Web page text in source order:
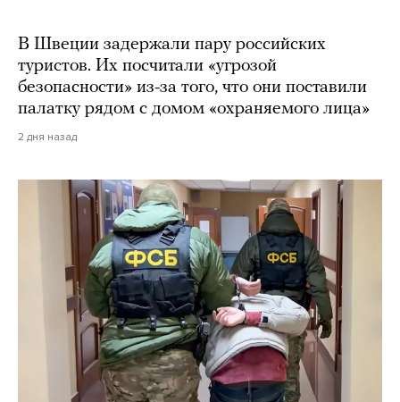
В Швеции задержали пару российских
туристов. Их посчитали «угрозой
безопасности» из-за того, что они поставили
палатку рядом с домом «охраняемого лица»
2 дня назад